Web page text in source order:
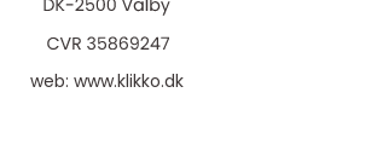
web: www.klikko.dk